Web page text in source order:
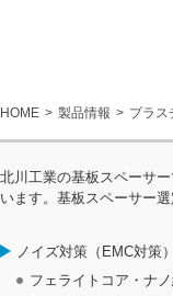
HOME 製品情報 プラス
北川工業の基板スペーサ
います。基板スペーサー
ノイズ対策（EMC対策
フェライトコア・ナ